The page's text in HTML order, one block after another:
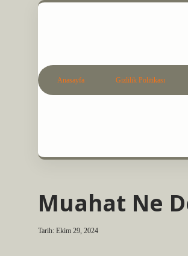
Anasayfa Gizlilik Politikası
Muahat Ne
Tarih: Ekim 29, 2024